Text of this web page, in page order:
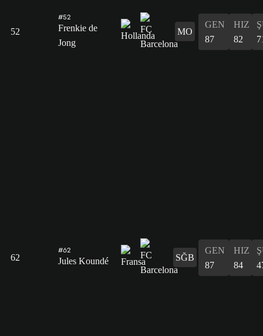
52
#52
Frenkie de
Jong
MO
GEN
87
HIZ
82
62
#62
Jules Koundé SĞB
GEN
87
HIZ
84